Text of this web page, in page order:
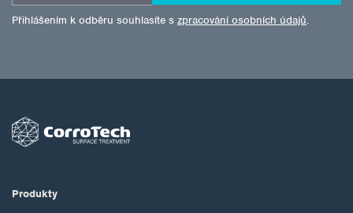
Přihlášením k odběru souhlasíte s zpracování osobních údajů.
Produkty